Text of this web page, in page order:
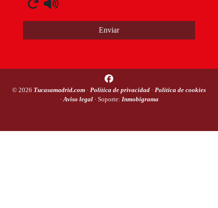
Enviar
© 2026 Tucasamadrid.com · Política de privacidad · Política de cookies
·Aviso legal · Soporte: Inmobigrama